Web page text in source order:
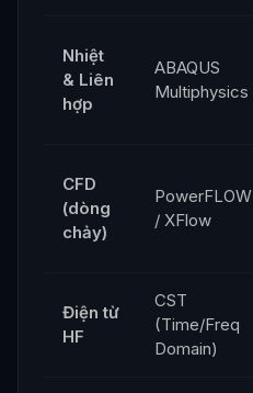
Nhiệt
& Liên
hợp
ABAQUS
Multiphysics
CFD
(dòng
chảy)
PowerFLOW
/ XFlow
Điện từ
HF
CST
(Time/Freq
Domain)